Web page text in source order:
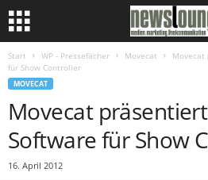
Start WP - Pressefächer Movecat
Movecat
für Show Controller
MOVECAT
Movecat
Software für Show
16. April 2012